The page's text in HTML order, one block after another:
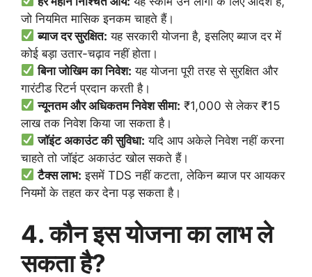
जो नियमित मासिक इनकम चाहते हैं।
ब्याज दर सुरक्षित: यह सरकारी योजना है, इसलिए ब्याज दर में
कोई बड़ा उतार-चढ़ाव नहीं होता।
बिना जोखिम का निवेश: यह योजना पूरी तरह से सुरक्षित और
गारंटीड रिटर्न प्रदान करती है।
न्यूनतम और अधिकतम निवेश सीमा: ₹1,000 से लेकर ₹15
लाख तक निवेश किया जा सकता है।
जॉइंट अकाउंट की सुविधा: यदि आप अकेले निवेश नहीं करना
चाहते तो जॉइंट अकाउंट खोल सकते हैं।
टैक्स लाभ: इसमें TDS नहीं कटता, लेकिन ब्याज पर आयकर
नियमों के तहत कर देना पड़ सकता है।
4. कौन इस योजना का लाभ ले
सकता है?